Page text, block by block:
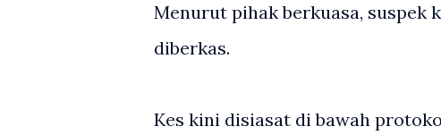
Menurut pihak berkuasa, suspek
diberkas.
Kes kini disiasat di bawah